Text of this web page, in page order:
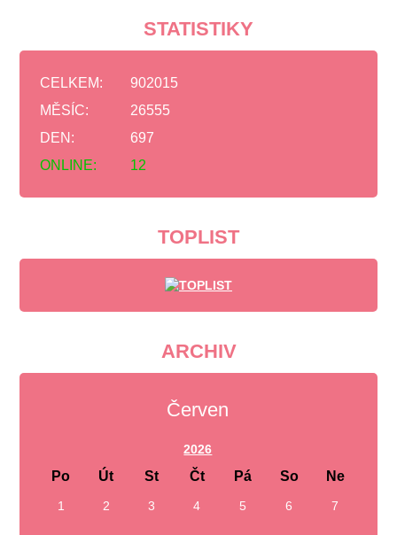
STATISTIKY
ONLINE: 12
CELKEM:
902015
MĚSÍC:
26555
DEN:
697
TOPLIST
ARCHIV
Červen
2026
Po Út St Čt Pá So Ne
1 2 3 4 5 6 7